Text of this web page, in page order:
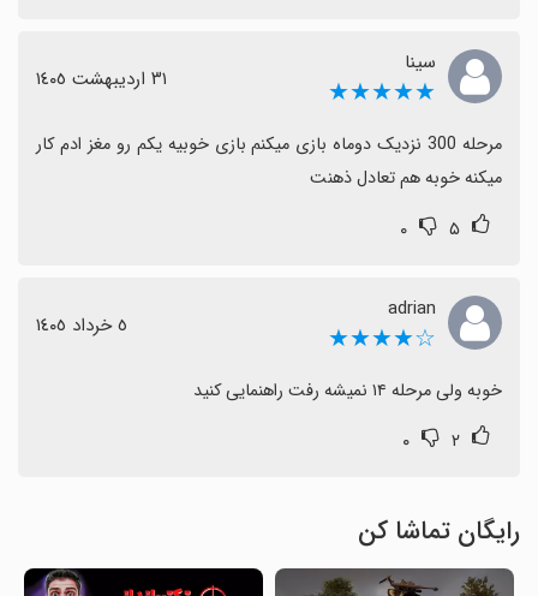
سینا
★★★★★ ٣١ اردیبهشت ١٤٠٥
میکنه خوبه هم تعادل ذهنت
۵ ۰
adrian
☆★★★★ ٥ خرداد ١٤٠٥
خوبه ولی مرحله ۱۴ نمیشه رفت راهنمایی کنید
۲ ۰
رایگان تماشا کن